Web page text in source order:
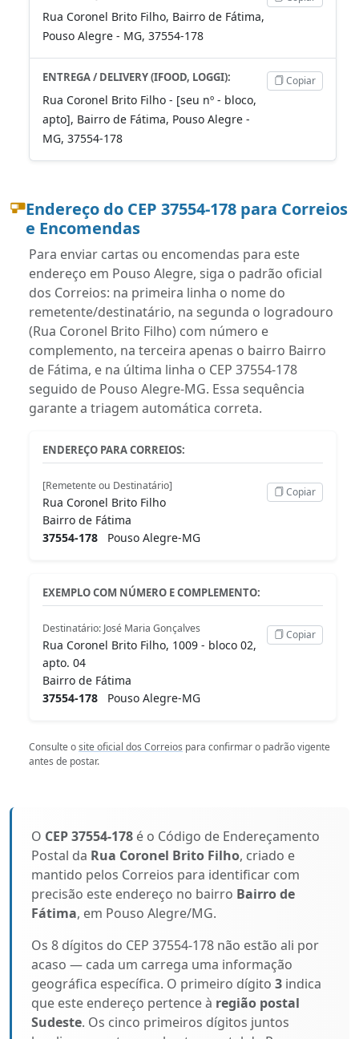
Rua Coronel Brito Filho, Bairro de Fátima,
Pouso Alegre - MG, 37554-178
ENTREGA / DELIVERY (IFOOD, LOGGI):
Rua Coronel Brito Filho - [seu nº - bloco,
apto], Bairro de Fátima, Pouso Alegre -
MG, 37554-178
Copiar
Endereço do CEP 37554-178 para Correios
e Encomendas
Para enviar cartas ou encomendas para este
endereço em Pouso Alegre, siga o padrão oficial
dos Correios: na primeira linha o nome do
remetente/destinatário, na segunda o logradouro
(Rua Coronel Brito Filho) com número e
complemento, na terceira apenas o bairro Bairro
de Fátima, e na última linha o CEP 37554-178
seguido de Pouso Alegre-MG. Essa sequência
garante a triagem automática correta.
ENDEREÇO PARA CORREIOS:
[Remetente ou Destinatário]
Rua Coronel Brito Filho
Bairro de Fátima
37554-178 Pouso Alegre-MG
Copiar
EXEMPLO COM NÚMERO E COMPLEMENTO:
Destinatário: José Maria Gonçalves
Rua Coronel Brito Filho, 1009 - bloco 02,
apto. 04
Bairro de Fátima
37554-178 Pouso Alegre-MG
Copiar
Consulte osite oficial dos Correios para confirmar o padrão vigente
antes de postar.
O CEP 37554-178 é o Código de Endereçamento
Postal da Rua Coronel Brito Filho, criado e
mantido pelos Correios para identificar com
precisão este endereço no bairro Bairro de
Fátima, em Pouso Alegre/MG.
Os 8 dígitos do CEP 37554-178 não estão ali por
acaso — cada um carrega uma informação
geográfica específica. O primeiro dígito 3 indica
que este endereço pertence à região postal
Sudeste. Os cinco primeiros dígitos juntos